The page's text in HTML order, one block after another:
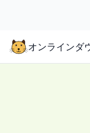
オンラインダ